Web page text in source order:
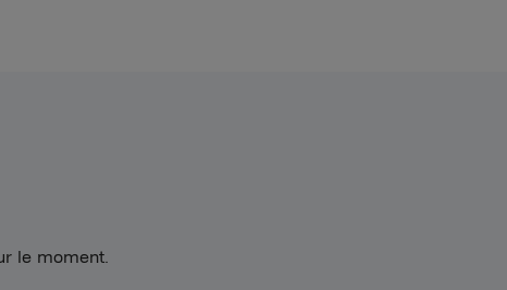
le moment.